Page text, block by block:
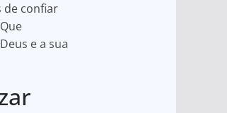
de confiar
e a sua